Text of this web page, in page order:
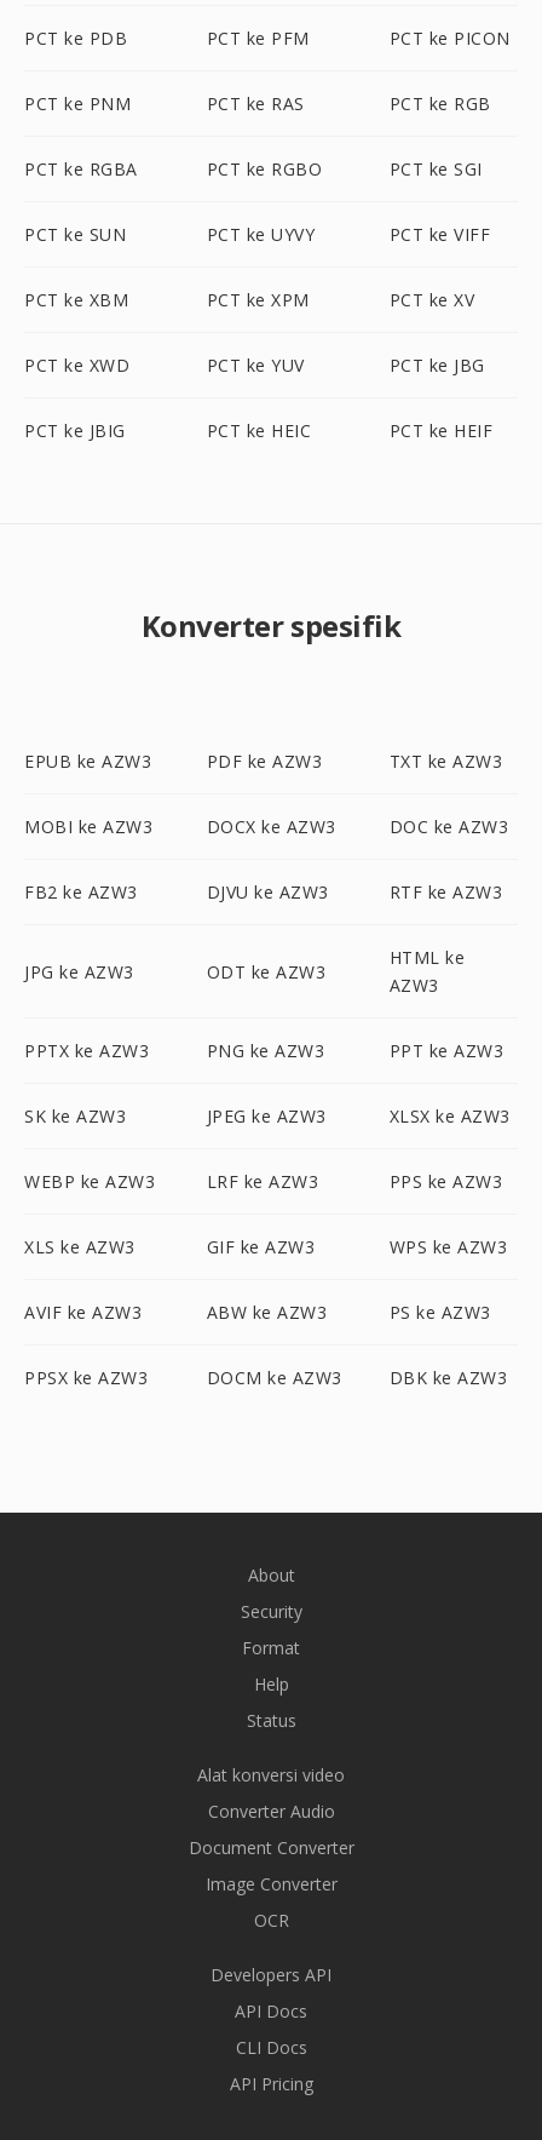
PCT ke PDB PCT ke PFM PCT ke PICON
PCT ke PNM PCT ke RAS PCT ke RGB
PCT ke RGBA PCT ke RGBO PCT ke SGI
PCT ke SUN PCT ke UYVY PCT ke VIFF
PCT ke XBM PCT ke XPM PCT ke XV
PCT ke XWD PCT ke YUV PCT ke JBG
PCT ke JBIG PCT ke HEIC PCT ke HEIF
Konverter spesifik
EPUB ke AZW3 PDF ke AZW3 TXT ke AZW3
MOBI ke AZW3 DOCX ke AZW3 DOC ke AZW3
FB2 ke AZW3 DJVU ke AZW3 RTF ke AZW3
JPG ke AZW3 ODT ke AZW3
HTML ke
AZW3
PPTX ke AZW3 PNG ke AZW3 PPT ke AZW3
SK ke AZW3 JPEG ke AZW3 XLSX ke AZW3
WEBP ke AZW3 LRF ke AZW3 PPS ke AZW3
XLS ke AZW3 GIF ke AZW3 WPS ke AZW3
AVIF ke AZW3 ABW ke AZW3 PS ke AZW3
PPSX ke AZW3 DOCM ke AZW3 DBK ke AZW3
About
Security
Format
Help
Status
Alat konversi video
Converter Audio
Document Converter
Image Converter
OCR
Developers API
API Docs
CLI Docs
API Pricing